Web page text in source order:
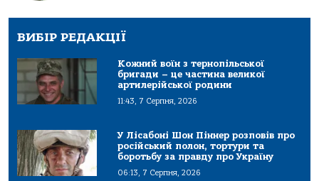
ВИБІР РЕДАКЦІЇ
Кожний воїн з тернопільської
бригади – це частина великої
артилерійської родини
11:43, 7 Серпня, 2026
У Лісабоні Шон Піннер розповів про
російський полон, тортури та
боротьбу за правду про Україну
06:13, 7 Серпня, 2026